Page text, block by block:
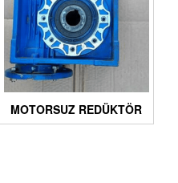
MOTORSUZ REDÜKTÖR